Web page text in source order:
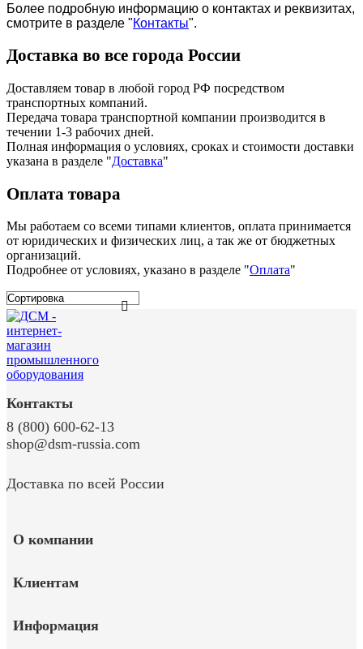
Более подробную информацию о контактах и реквизитах,
смотрите в разделе "Контакты".
Доставка во все города России
Доставляем товар в любой город РФ посредством
транспортных компаний.
Передача товара транспортной компании производится в
течении 1-3 рабочих дней.
Полная информация о условиях, сроках и стоимости доставки
указана в разделе "Доставка"
Оплата товара
Мы работаем со всеми типами клиентов, оплата принимается
от юридических и физических лиц, а так же от бюджетных
организаций.
Подробнее от условиях, указано в разделе "Оплата"
О компании
Клиентам
Информация
Контакты
8 (800) 600-62-13
shop@dsm-russia.com
Доставка по всей России